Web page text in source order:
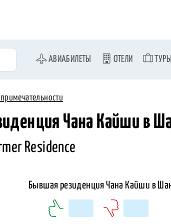
АВИАБИЛЕТЫ ОТЕЛИ ТУРЫ
Чана Кайши в
Residence